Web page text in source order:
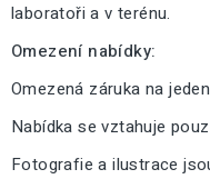
laboratoři a v terénu.
Omezení nabídky:
Omezená záruka na
Nabídka se vztahuje
Fotografie a ilustrace